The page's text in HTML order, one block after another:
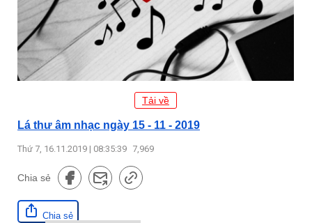
Tải về
Lá thư âm nhạc ngày 15 - 11 - 2019
Thứ 7, 16.11.2019 | 08:35:39 7,969
Chia sẻ
Chia sẻ